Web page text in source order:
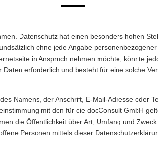
Datenschutz hat einen besonders hohen
ohne jede Angabe
in Anspruch nehmen möchte, könnte
erforderlich und besteht für eine solche
Namens, der Anschrift, E-Mail-Adresse oder
mit den für die docConsult GmbH
die Öffentlichkeit über Art, Umfang und
Personen mittels dieser